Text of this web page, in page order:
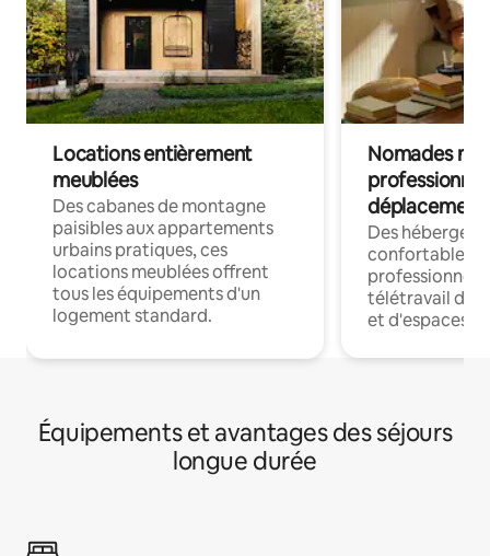
Locations entièrement
meublées
Des cabanes de montagne
paisibles aux appartements
urbains pratiques, ces
locations meublées offrent
tous les équipements d'un
logement standard.
Nomades
déplacement
Des
confortables
professionnels
télétravail
et d'espaces
Équipements et avantages des séjours
longue durée